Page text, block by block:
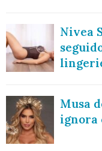
Nivea
Musa
ignora